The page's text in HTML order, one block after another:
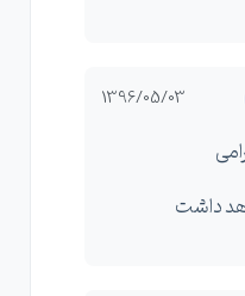
1396/05/03
داشت